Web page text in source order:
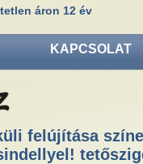
áron 12 év
KAPCSOLAT
felújítása